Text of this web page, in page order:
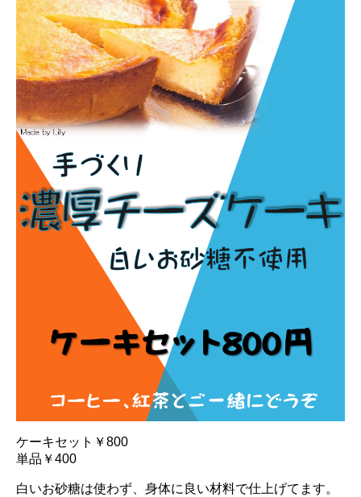
ケーキセット￥800
単品￥400
白いお砂糖は使わず、身体に良い材料で仕上げてます。